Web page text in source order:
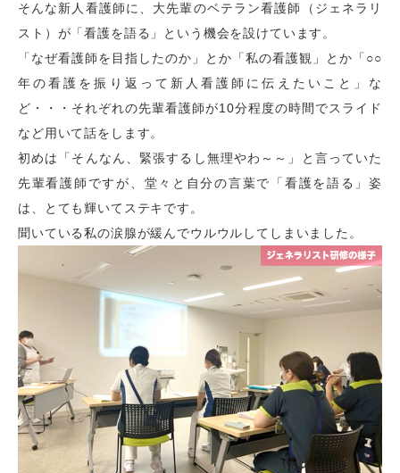
そんな新人看護師に、大先輩のベテラン看護師（ジェネラリ
スト）が「看護を語る」という機会を設けています。
「なぜ看護師を目指したのか」とか「私の看護観」とか「○○
年の看護を振り返って新人看護師に伝えたいこと」な
ど・・・それぞれの先輩看護師が10分程度の時間でスライド
など用いて話をします。
初めは「そんなん、緊張するし無理やわ～～」と言っていた
先輩看護師ですが、堂々と自分の言葉で「看護を語る」姿
は、とても輝いてステキです。
聞いている私の涙腺が緩んでウルウルしてしまいました。